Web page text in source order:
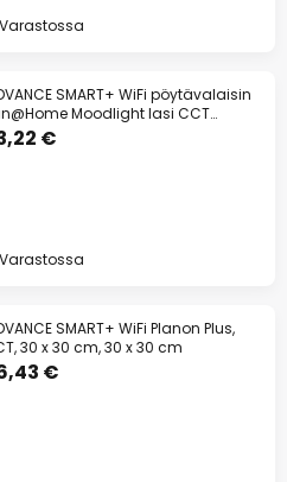
Varastossa
SMART+ WiFi pöytävalaisin
Moodlight lasi CCT
€
Varastossa
SMART+ WiFi Planon Plus,
30 x 30 cm, 30 x 30 cm
€